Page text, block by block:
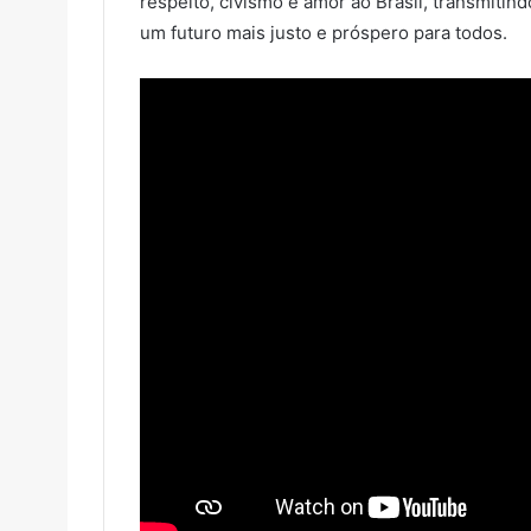
um futuro mais justo e próspero para todos.